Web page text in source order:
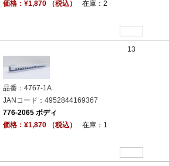
価格：¥1,870 （税込）
在庫：2
13
品番：4767-1A
JANコード：4952844169367
776-2065 ボディ
価格：¥1,870 （税込）
在庫：1